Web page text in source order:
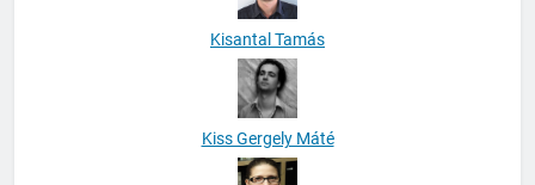
Kisantal Tamás
Kiss Gergely Máté